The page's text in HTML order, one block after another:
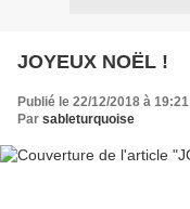
JOYEUX NOËL !
Publié le 22/12/2018 à 19:21
Par sableturquoise